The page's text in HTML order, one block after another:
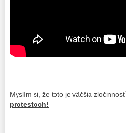
Myslím si, že toto je väčšia zločinnosť,
protestoch!